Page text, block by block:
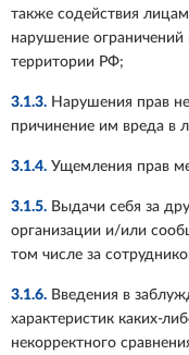
также содействия
нарушение
территории РФ;
3.1.3. Нарушения прав
причинение им вреда в
3.1.4. Ущемления прав
3.1.5. Выдачи себя за
организации и/или
том числе за
3.1.6. Введения в
характеристик каких-
некорректного